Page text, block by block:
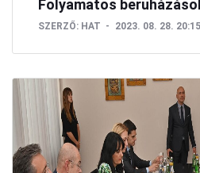
Folyamatos
SZERZŐ: HAT 2023. 08. 28. 20:15